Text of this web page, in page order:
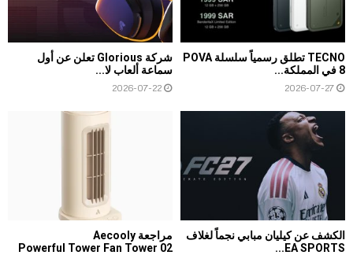
TECNO تطلق رسمياً سلسلة POVA
8 في المملكة...
2026-07-27
شركة Glorious تعلن عن أول
سماعة ألعاب لا...
2026-07-22
الكشف عن كيليان مبابي نجماً لغلاف
EA SPORTS...
مراجعة Aecooly
Powerful Tower Fan Tower 02